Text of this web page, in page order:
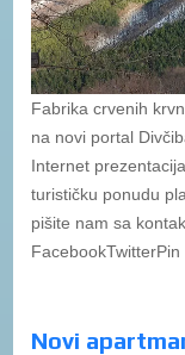
Fabrika crvenih
na novi portal
Internet
turističku ponudu
pišite nam sa
Novi